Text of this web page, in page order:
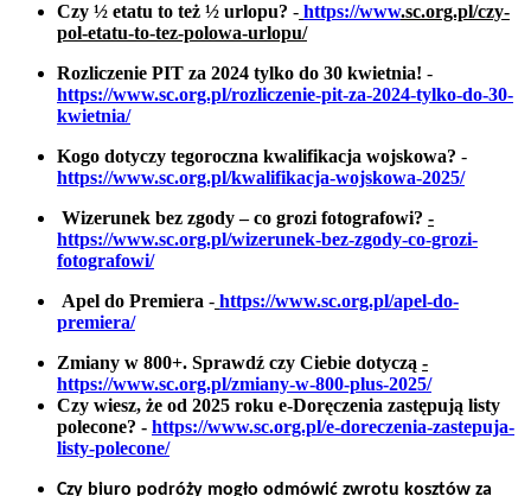
Czy ½ etatu to też ½ urlopu? - https://www.sc.org.pl/czy-
pol-etatu-to-tez-polowa-urlopu/
Rozliczenie PIT za 2024 tylko do 30 kwietnia! -
https://www.sc.org.pl/rozliczenie-pit-za-2024-tylko-do-30-
kwietnia/
Kogo dotyczy tegoroczna kwalifikacja wojskowa? -
https://www.sc.org.pl/kwalifikacja-wojskowa-2025/
Wizerunek bez zgody – co grozi fotografowi? -
https://www.sc.org.pl/wizerunek-bez-zgody-co-grozi-
fotografowi/
Apel do Premiera - https://www.sc.org.pl/apel-do-
premiera/
Zmiany w 800+. Sprawdź czy Ciebie dotyczą -
https://www.sc.org.pl/zmiany-w-800-plus-2025/
Czy wiesz, że od 2025 roku e-Doręczenia zastępują listy
polecone? - https://www.sc.org.pl/e-doreczenia-zastepuja-
listy-polecone/
Czy biuro podróży mogło odmówić zwrotu kosztów za